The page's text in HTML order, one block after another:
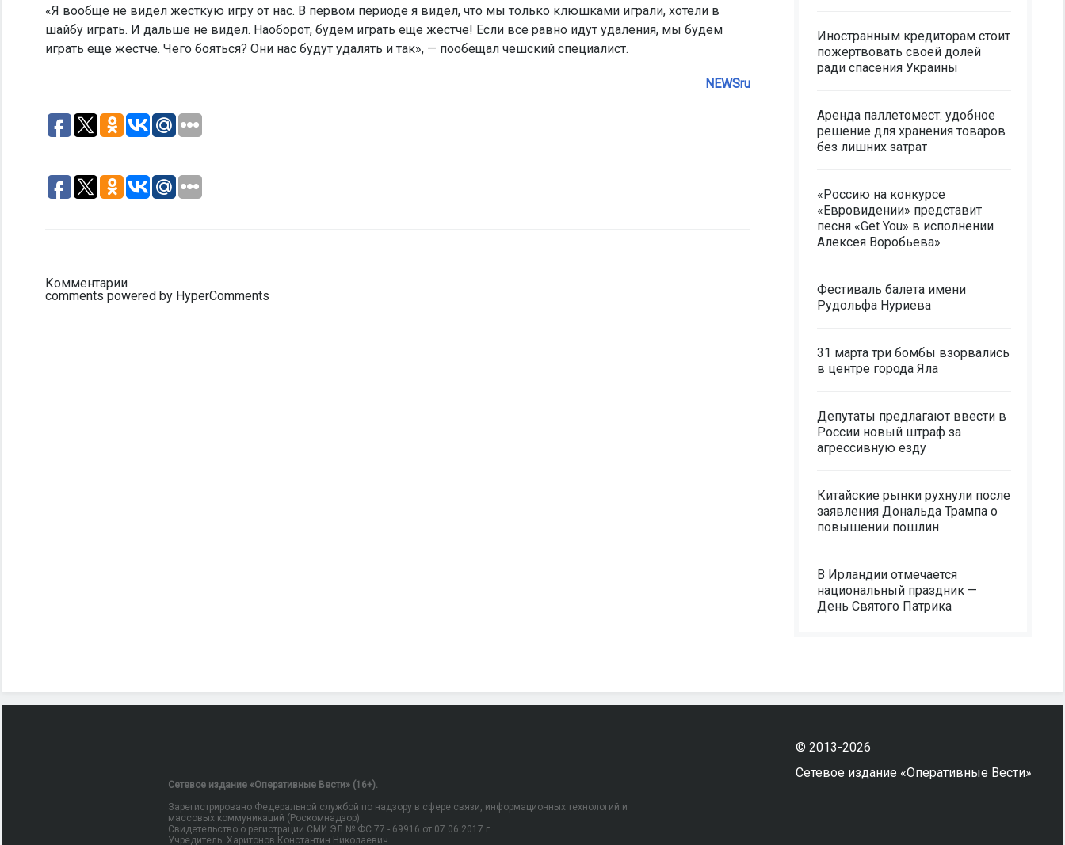
«Я вообще не видел жесткую игру от нас. В первом периоде я видел, что мы только клюшками играли, хотели в
шайбу играть. И дальше не видел. Наоборот, будем играть еще жестче! Если все равно идут удаления, мы будем
играть еще жестче. Чего бояться? Они нас будут удалять и так», — пообещал чешский специалист.
NEWSru
Комментарии
comments powered by HyperComments
Иностранным кредиторам стоит
пожертвовать своей долей
ради спасения Украины
Аренда паллетомест: удобное
решение для хранения товаров
без лишних затрат
«Россию на конкурсе
«Евровидении» представит
песня «Get You» в исполнении
Алексея Воробьева»
Фестиваль балета имени
Рудольфа Нуриева
31 марта три бомбы взорвались
в центре города Яла
Депутаты предлагают ввести в
России новый штраф за
агрессивную езду
Китайские рынки рухнули после
заявления Дональда Трампа о
повышении пошлин
В Ирландии отмечается
национальный праздник —
День Святого Патрика
Сетевое издание «Оперативные Вести» (16+).
Зарегистрировано Федеральной службой по надзору в сфере связи, информационных технологий и
массовых коммуникаций (Роскомнадзор).
Свидетельство о регистрации СМИ ЭЛ № ФС 77 - 69916 от 07.06.2017 г.
Учредитель: Харитонов Константин Николаевич.
© 2013-2026
Сетевое издание «Оперативные Вести»